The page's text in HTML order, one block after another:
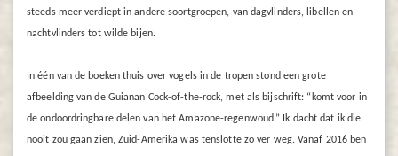
steeds meer verdiept in andere soortgroepen, van dagvlinders, libellen en
nachtvlinders tot wilde bijen.
In één van de boeken thuis over vogels in de tropen stond een grote
afbeelding van de Guianan Cock-of-the-rock, met als bijschrift: “komt voor in
de ondoordringbare delen van het Amazone-regenwoud.” Ik dacht dat ik die
nooit zou gaan zien, Zuid-Amerika was tenslotte zo ver weg. Vanaf 2016 ben